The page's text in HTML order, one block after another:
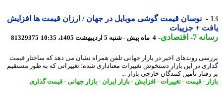
نوسان قیمت گوشی موبایل در جهان / ارزان قیمت ها افزایش
+ جزییات
7
-اقتصادی-4 ماه پیش - شنبه 5 اردیبهشت 1405، 10:35 81329375
روندهای اخیر در بازار جهانی تلفن همراه نشان می دهد که ساختار قیمت
در این بازار دستخوش تغییرات معناداری شده؛ تغییراتی که به طور مستقیم
تأمین کنندگان خارجی بازار ...
- قیمت-تغییرات- افزایش -بازار ایران - بازار جهانی-قیمت گذاری